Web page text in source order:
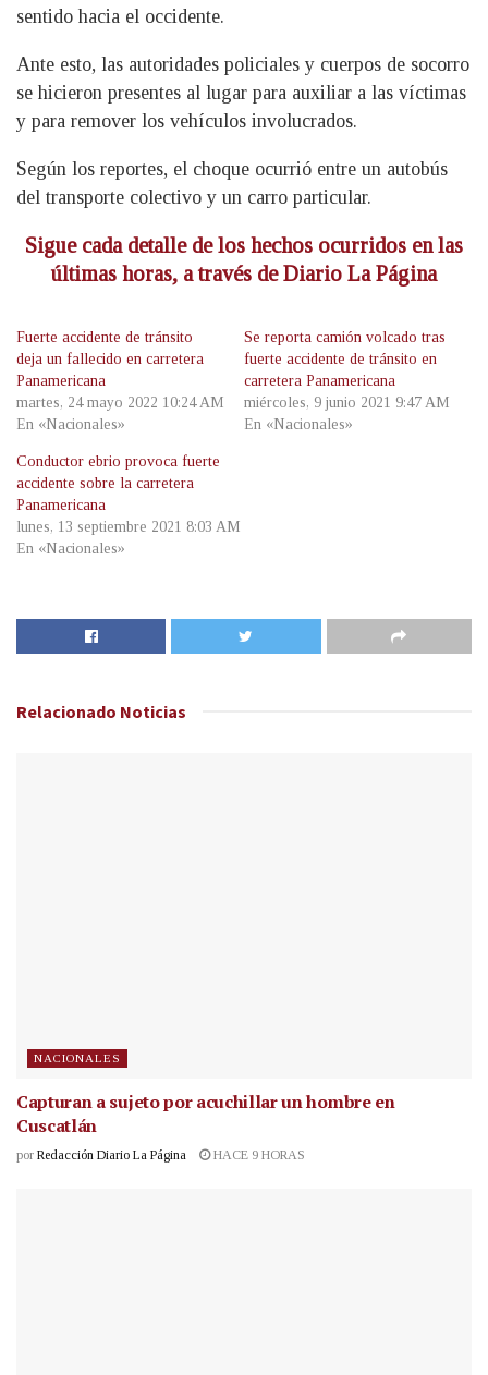
sentido hacia el occidente.
Ante esto, las autoridades policiales y cuerpos de socorro
se hicieron presentes al lugar para auxiliar a las víctimas
y para remover los vehículos involucrados.
Según los reportes, el choque ocurrió entre un autobús
del transporte colectivo y un carro particular.
Sigue cada detalle de los hechos ocurridos en las
últimas horas, a través de Diario La Página
Fuerte accidente de tránsito
deja un fallecido en carretera
Panamericana
martes, 24 mayo 2022 10:24 AM
En «Nacionales»
Se reporta camión volcado tras
fuerte accidente de tránsito en
carretera Panamericana
miércoles, 9 junio 2021 9:47 AM
En «Nacionales»
Conductor ebrio provoca fuerte
accidente sobre la carretera
Panamericana
lunes, 13 septiembre 2021 8:03 AM
En «Nacionales»
Relacionado Noticias
NACIONALES
Capturan a sujeto por acuchillar un hombre en
Cuscatlán
por Redacción Diario La Página HACE 9 HORAS